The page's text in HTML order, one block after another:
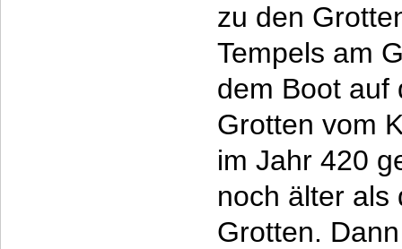
zu den
Tempels am
dem Boot auf
Grotten vom
im Jahr 420
noch älter als
Grotten.